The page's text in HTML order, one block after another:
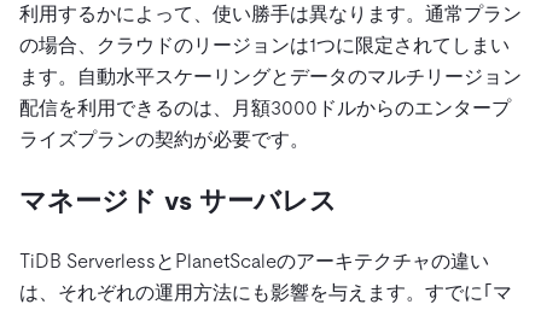
利用するかによって、使い勝手は異なります。通常プラン
の場合、クラウドのリージョンは1つに限定されてしまい
ます。自動水平スケーリングとデータのマルチリージョン
配信を利用できるのは、月額3000ドルからのエンタープ
ライズプランの契約が必要です。
マネージド vs サーバレス
TiDB ServerlessとPlanetScaleのアーキテクチャの違い
は、それぞれの運用方法にも影響を与えます。すでに｢マ